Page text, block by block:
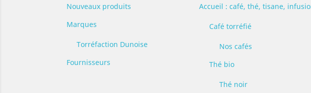
Nouveaux produits
Marques
Torréfaction Dunoise
Fournisseurs
Accueil : café, thé, tisane,
Café torréfié
Nos cafés
Thé bio
Thé noir